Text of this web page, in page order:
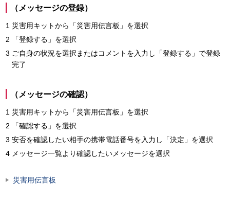
（メッセージの登録）
災害用キットから「災害用伝言板」を選択
「登録する」を選択
ご自身の状況を選択またはコメントを入力し「登録する」で登録
完了
（メッセージの確認）
災害用キットから「災害用伝言板」を選択
「確認する」を選択
安否を確認したい相手の携帯電話番号を入力し「決定」を選択
メッセージ一覧より確認したいメッセージを選択
災害用伝言板